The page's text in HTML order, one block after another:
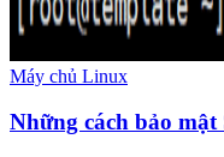
Máy chủ Linux
Những cách bảo mật